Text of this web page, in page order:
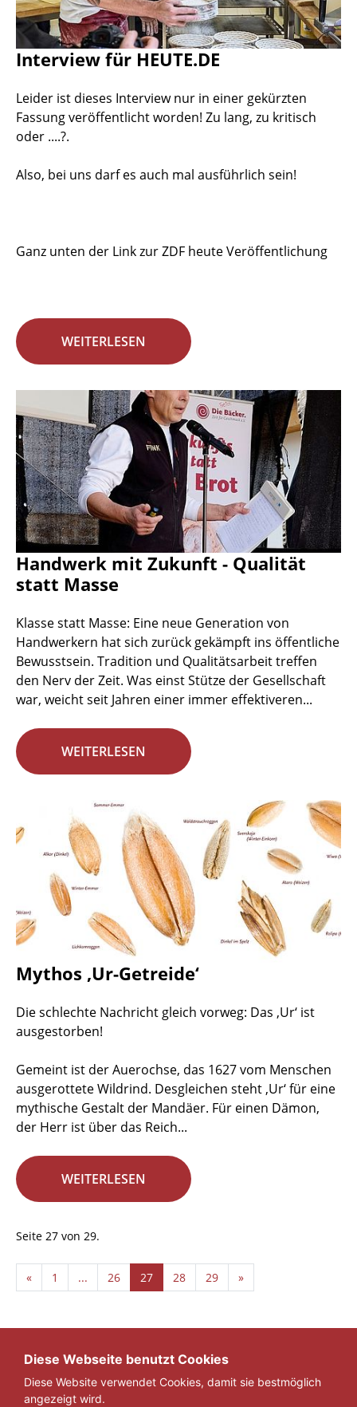
Interview für HEUTE.DE
Leider ist dieses Interview nur in einer gekürzten
Fassung veröffentlicht worden! Zu lang, zu kritisch
oder ....?.
Also, bei uns darf es auch mal ausführlich sein!
Ganz unten der Link zur ZDF heute Veröffentlichung
WEITERLESEN
Handwerk mit Zukunft - Qualität
statt Masse
Klasse statt Masse: Eine neue Generation von
Handwerkern hat sich zurück gekämpft ins öffentliche
Bewusstsein. Tradition und Qualitätsarbeit treffen
den Nerv der Zeit. Was einst Stütze der Gesellschaft
war, weicht seit Jahren einer immer effektiveren...
WEITERLESEN
Mythos ‚Ur-Getreide‘
Die schlechte Nachricht gleich vorweg: Das ‚Ur‘ ist
ausgestorben!
Gemeint ist der Auerochse, das 1627 vom Menschen
ausgerottete Wildrind. Desgleichen steht ‚Ur‘ für eine
mythische Gestalt der Mandäer. Für einen Dämon,
der Herr ist über das Reich...
WEITERLESEN
Seite 27 von 29.
« 1 ... 26 27 28 29 »
Diese Webseite benutzt Cookies
Diese Website verwendet Cookies, damit sie bestmöglich
angezeigt wird.